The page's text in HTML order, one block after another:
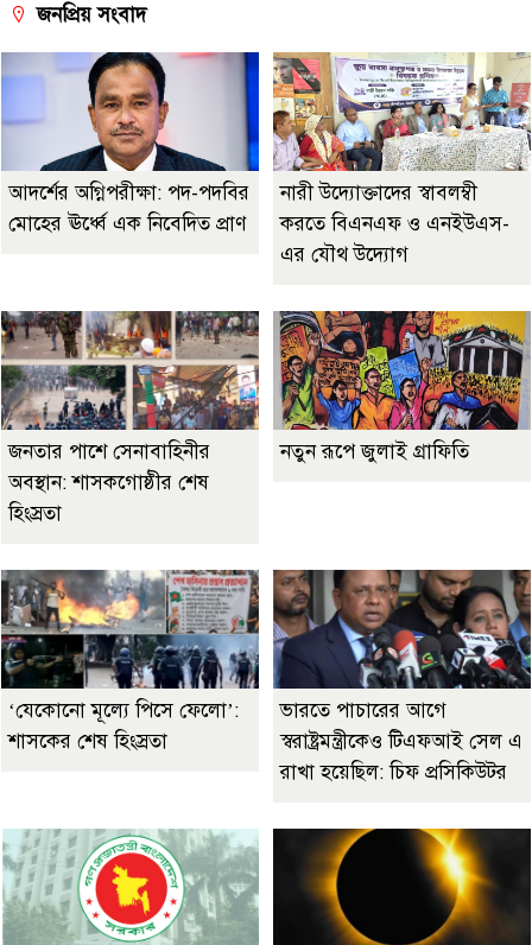
জনপ্রিয় সংবাদ
আদর্শের অগ্নিপরীক্ষা: পদ-পদবির
মোহের ঊর্ধ্বে এক নিবেদিত প্রাণ
নারী উদ্যোক্তাদের স্বাবলম্বী
করতে বিএনএফ ও এনইউএস-
এর যৌথ উদ্যোগ
জনতার পাশে সেনাবাহিনীর
অবস্থান: শাসকগোষ্ঠীর শেষ
হিংস্রতা
নতুন রূপে জুলাই গ্রাফিতি
‘যেকোনো মূল্যে পিসে ফেলো’:
শাসকের শেষ হিংস্রতা
ভারতে পাচারের আগে
স্বরাষ্ট্রমন্ত্রীকেও টিএফআই সেল এ
রাখা হয়েছিল: চিফ প্রসিকিউটর